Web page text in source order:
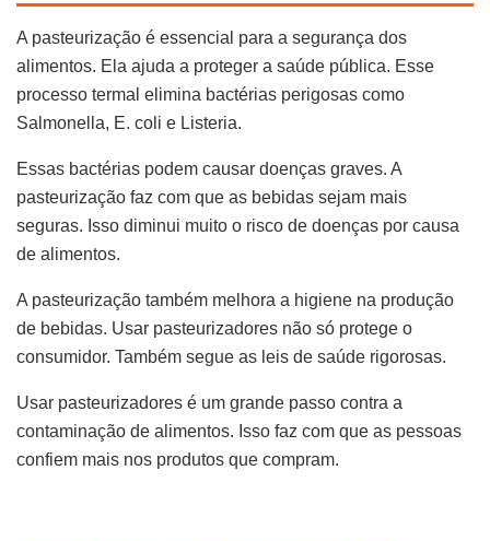
A pasteurização é essencial para a segurança dos
alimentos. Ela ajuda a proteger a saúde pública. Esse
processo termal elimina bactérias perigosas como
Salmonella, E. coli e Listeria.
Essas bactérias podem causar doenças graves. A
pasteurização faz com que as bebidas sejam mais
seguras. Isso diminui muito o risco de doenças por causa
de alimentos.
A pasteurização também melhora a higiene na produção
de bebidas. Usar pasteurizadores não só protege o
consumidor. Também segue as leis de saúde rigorosas.
Usar pasteurizadores é um grande passo contra a
contaminação de alimentos. Isso faz com que as pessoas
confiem mais nos produtos que compram.